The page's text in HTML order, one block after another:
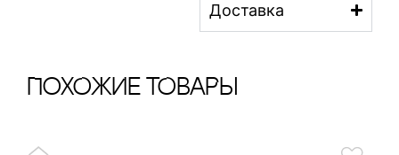
Доставка
ПохОжИе тОваРы